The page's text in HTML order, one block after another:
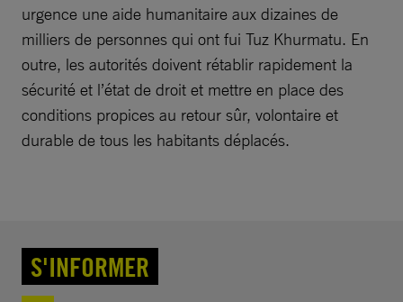
urgence une aide humanitaire aux dizaines de
milliers de personnes qui ont fui Tuz Khurmatu. En
outre, les autorités doivent rétablir rapidement la
sécurité et l’état de droit et mettre en place des
conditions propices au retour sûr, volontaire et
durable de tous les habitants déplacés.
S'INFORMER